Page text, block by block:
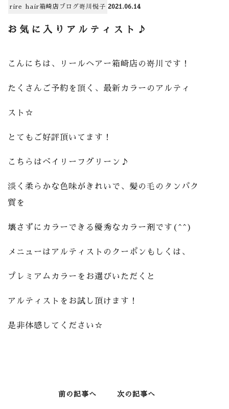
rire hair箱崎店 ブログ嵜川悦子 2021.06.14
お気に入りアルティスト♪
こんにちは、リールヘアー箱崎店の嵜川です！
たくさんご予約を頂く、最新カラーのアルティ
スト☆
とてもご好評頂いてます！
こちらはベイリーフグリーン♪
淡く柔らかな色味がきれいで、髪の毛のタンパク
質を
壊さずにカラーできる優秀なカラー剤です(^^)
メニューはアルティストのクーポンもしくは、
プレミアムカラーをお選びいただくと
アルティストをお試し頂けます！
是非体感してください☆
前の記事へ 次の記事へ